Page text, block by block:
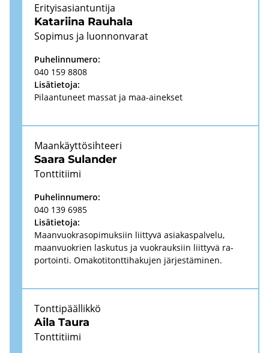
Ka­ta­rii­na Rau­ha­la
Eri­tyis­asian­tun­ti­ja
So­pi­mus ja luon­non­va­rat
Pu­he­lin­nu­me­ro:
040 159 8808
Li­sä­tie­to­ja:
Pi­laan­tu­neet mas­sat ja maa-​ainekset
Saara Su­lan­der
Maan­käyt­tö­sih­tee­ri
Tont­ti­tii­mi
Pu­he­lin­nu­me­ro:
040 139 6985
Li­sä­tie­to­ja:
Maan­vuo­kra­so­pi­muk­siin liit­ty­vä asia­kas­pal­ve­lu,
maan­vuo­krien las­ku­tus ja vuo­krauk­siin liit­ty­vä ra­
por­toin­ti. Oma­ko­ti­tont­ti­ha­ku­jen jär­jes­tä­mi­nen.
Aila Taura
Tont­ti­pääl­lik­kö
Tont­ti­tii­mi